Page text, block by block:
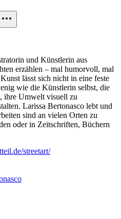
und Künstlerin aus
erzählen – mal humorvoll, mal
lässt sich nicht in eine feste
wie die Künstlerin selbst, die
ihre Umwelt visuell zu
Larissa Bertonasco lebt und
sind an vielen Orten zu
oder in Zeitschriften, Büchern
streetart/